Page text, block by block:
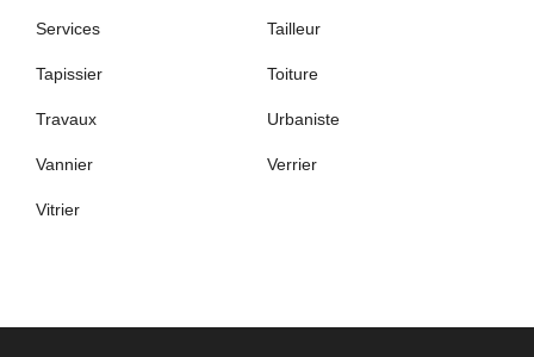
Services Tailleur
Tapissier Toiture
Travaux Urbaniste
Vannier Verrier
Vitrier